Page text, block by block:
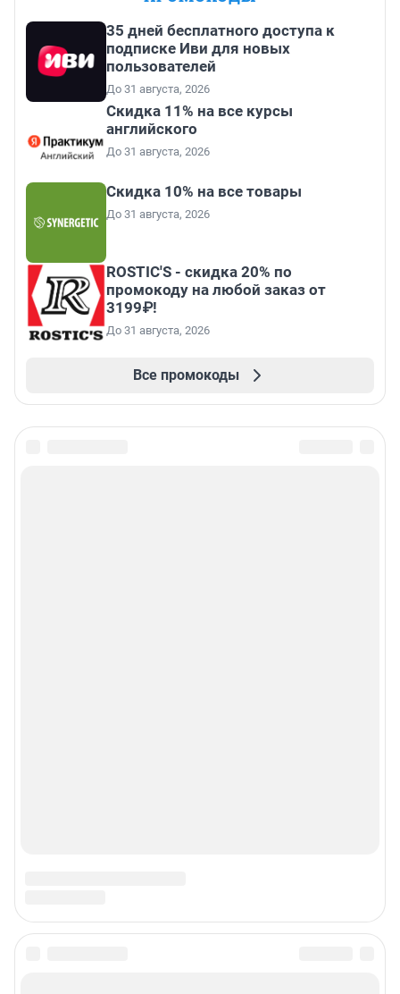
35 дней бесплатного доступа к
подписке Иви для новых
пользователей
До 31 августа, 2026
Скидка 11% на все курсы
английского
До 31 августа, 2026
Скидка 10% на все товары
До 31 августа, 2026
ROSTIC'S - скидка 20% по
промокоду на любой заказ от
3199₽!
До 31 августа, 2026
Все промокоды